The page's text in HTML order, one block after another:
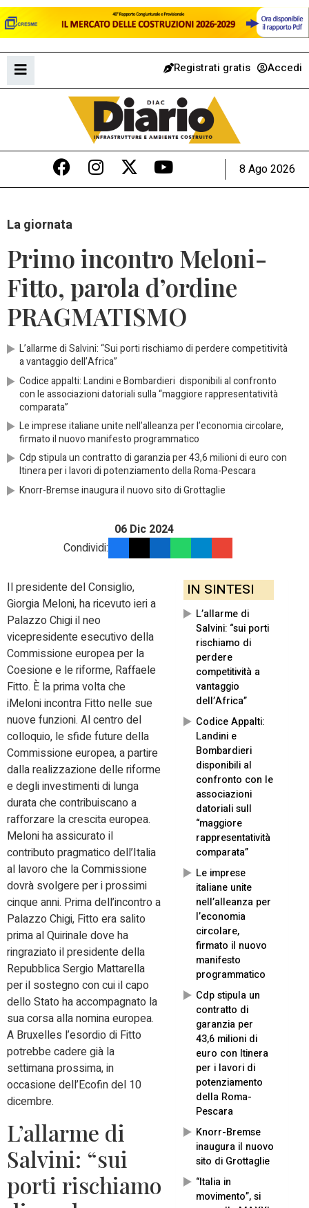
Registrati gratis Accedi
8 Ago 2026
La giornata
Primo incontro Meloni-
Fitto, parola d’ordine
PRAGMATISMO
L’allarme di Salvini: “Sui porti rischiamo di perdere competitività
a vantaggio dell’Africa”
Codice appalti: Landini e Bombardieri disponibili al confronto
con le associazioni datoriali sulla “maggiore rappresentatività
comparata”
Le imprese italiane unite nell’alleanza per l’economia circolare,
firmato il nuovo manifesto programmatico
Cdp stipula un contratto di garanzia per 43,6 milioni di euro con
Itinera per i lavori di potenziamento della Roma-Pescara
Knorr-Bremse inaugura il nuovo sito di Grottaglie
06 Dic 2024
Condividi:
IN SINTESI
L’allarme di
Salvini: “sui porti
rischiamo di
perdere
competitività a
vantaggio
dell’Africa”
Codice Appalti:
Landini e
Bombardieri
disponibili al
confronto con le
associazioni
datoriali sull
“maggiore
rappresentatività
comparata”
Le imprese
italiane unite
nell’alleanza per
l’economia
circolare,
firmato il nuovo
manifesto
programmatico
Cdp stipula un
contratto di
garanzia per
43,6 milioni di
euro con Itinera
per i lavori di
potenziamento
della Roma-
Pescara
Knorr-Bremse
inaugura il nuovo
sito di Grottaglie
“Italia in
movimento”, si
Il presidente del Consiglio,
Giorgia Meloni, ha ricevuto ieri a
Palazzo Chigi il neo
vicepresidente esecutivo della
Commissione europea per la
Coesione e le riforme, Raffaele
Fitto. È la prima volta che
iMeloni incontra Fitto nelle sue
nuove funzioni. Al centro del
colloquio, le sfide future della
Commissione europea, a partire
dalla realizzazione delle riforme
e degli investimenti di lunga
durata che contribuiscano a
rafforzare la crescita europea.
Meloni ha assicurato il
contributo pragmatico dell’Italia
al lavoro che la Commissione
dovrà svolgere per i prossimi
cinque anni. Prima dell’incontro a
Palazzo Chigi, Fitto era salito
prima al Quirinale dove ha
ringraziato il presidente della
Repubblica Sergio Mattarella
per il sostegno con cui il capo
dello Stato ha accompagnato la
sua corsa alla nomina europea.
A Bruxelles l’esordio di Fitto
potrebbe cadere già la
settimana prossima, in
occasione dell’Ecofin del 10
dicembre.
L’allarme di
Salvini: “sui
porti rischiamo